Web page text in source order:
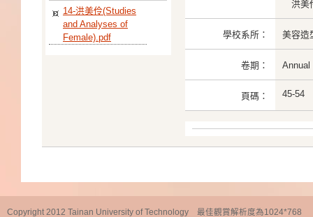
14-洪美伶(Studies
and Analyses of
Female).pdf
洪美
學校系所： 美容造
卷期： Annual
頁碼： 45-54
Copyright 2012 Tainan University of Technology 最佳觀賞解析度為1024*768